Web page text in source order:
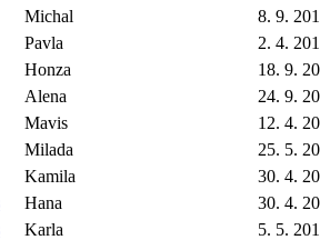
Michal
8. 9.
Pavla
2. 4.
Honza
18. 9.
Alena
24. 9.
Mavis
12. 4.
Milada
25. 5.
Kamila
30. 4.
Hana
30. 4.
Karla
5. 5.